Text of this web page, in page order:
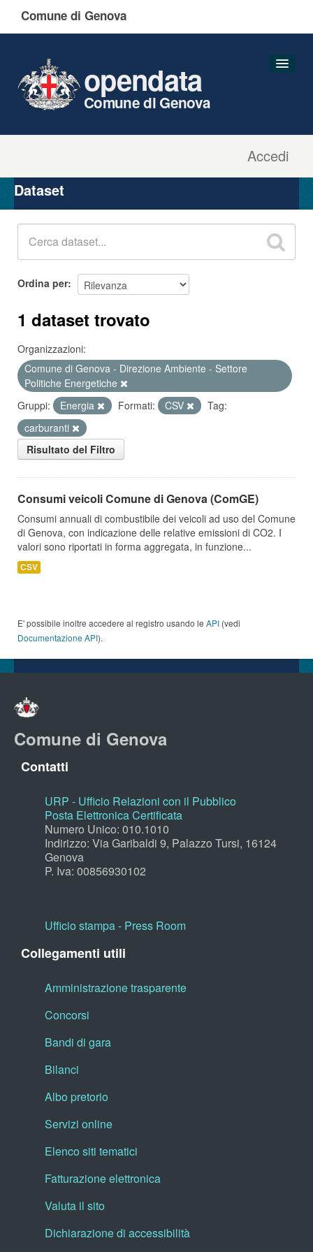
Comune di Genova
Accedi
opendata
Comune di Genova
Organizzazioni
Gruppi
Dataset
Ordina per
1 dataset trovato
Organizzazioni:
Comune di Genova - Direzione Ambiente - Settore
Politiche Energetiche
Gruppi:
Energia Formati: CSV
Tag:
carburanti
Risultato del Filtro
Consumi veicoli Comune di Genova (ComGE)
Consumi annuali di combustibile dei veicoli ad uso del Comune
di Genova, con indicazione delle relative emissioni di CO2. I
valori sono riportati in forma aggregata, in funzione...
CSV
E' possibile inoltre accedere al registro usando le API (vedi
Documentazione API).
Comune di Genova
Contatti
URP - Ufficio Relazioni con il Pubblico
Posta Elettronica Certificata
Numero Unico: 010.1010
Indirizzo: Via Garibaldi 9, Palazzo Tursi, 16124
Genova
P. Iva: 00856930102
Ufficio stampa - Press Room
Collegamenti utili
Amministrazione trasparente
Concorsi
Bandi di gara
Bilanci
Albo pretorio
Servizi online
Elenco siti tematici
Fatturazione elettronica
Valuta il sito
Dichiarazione di accessibilità